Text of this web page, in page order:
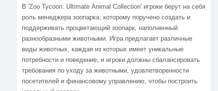
В 'Zoo Tycoon: Ultimate Animal Collection' игроки берут на себя
роль менеджера зоопарка, которому поручено создать и
поддерживать процветающий зоопарк, наполненный
разнообразными животными. Игра предлагает различные
виды животных, каждая из которых имеет уникальные
потребности и поведение, и игроки должны сбалансировать
требования по уходу за животными, удовлетворенности
посетителей и финансовому управлению, чтобы построить